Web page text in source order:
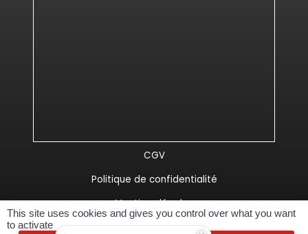
CGV
Politique de confidentialité
Mentions légales
Réalisé Spider-VO
This site uses cookies and gives you control over what you want
to activate